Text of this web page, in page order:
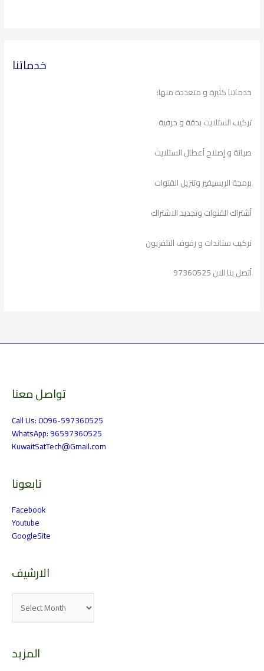
خدماتنا
خدماتنا كثيرة و متعددة منها:
تركيب الستلايت بدقة و حرفية
صيانة و إصلاح أعطال الستلايت
برمجة الريسيفير وتنزيل القنوات
أشتراك القنوات وتجديد الاشتراك
تركيب ستاندات و رفوف التلفزيون
أتصل بنا الان 97360525
تواصل معنا
Call Us: 0096-597360525
WhatsApp: 96597360525
KuwaitSatTech@Gmail.com
تابعونا
Facebook
Youtube
GoogleSite
الارشيف
الارشيف
المزيد